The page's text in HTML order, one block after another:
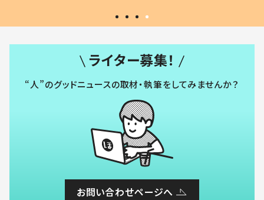
ライター募集！
“人”のグッドニュースの取材・執筆をしてみませんか？
お問い合わせページへ